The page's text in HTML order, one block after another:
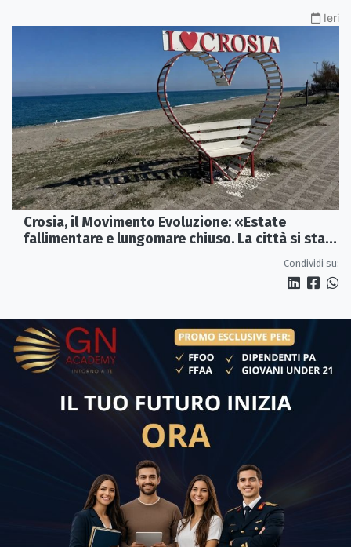
Ieri
Crosia, il Movimento Evoluzione: «Estate
fallimentare e lungomare chiuso. La città si sta
Condividi su: